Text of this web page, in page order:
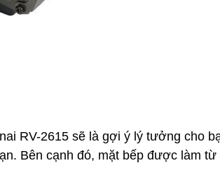
RV-2615 sẽ là gợi ý lý tưởng cho
Bên cạnh đó, mặt bếp được làm